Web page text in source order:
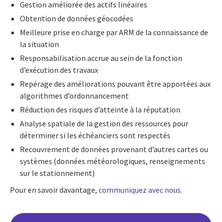
Gestion améliorée des actifs linéaires
Obtention de données géocodées
Meilleure prise en charge par ARM de la connaissance de
la situation
Responsabilisation accrue au sein de la fonction
d’exécution des travaux
Repérage des améliorations pouvant être apportées aux
algorithmes d’ordonnancement
Réduction des risques d’atteinte à la réputation
Analyse spatiale de la gestion des ressources pour
déterminer si les échéanciers sont respectés
Recouvrement de données provenant d’autres cartes ou
systèmes (données météorologiques, renseignements
sur le stationnement)
Pour en savoir davantage, communiquez avec nous.